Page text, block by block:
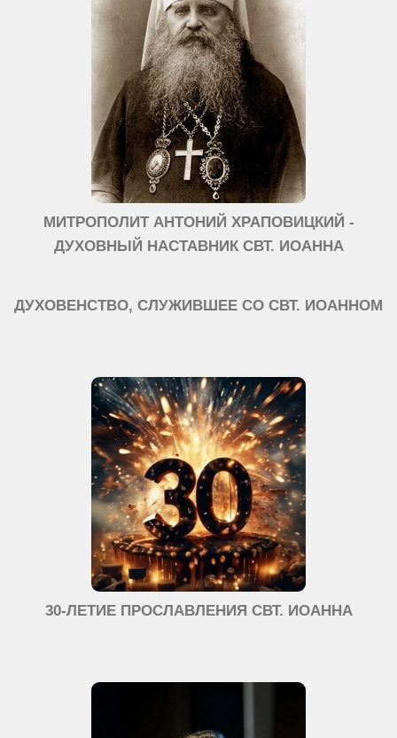
МИТРОПОЛИТ АНТОНИЙ ХРАПОВИЦКИЙ -
ДУХОВНЫЙ НАСТАВНИК СВТ. ИОАННА
ДУХОВЕНСТВО, СЛУЖИВШЕЕ СО СВТ. ИОАННОМ
30-ЛЕТИЕ ПРОСЛАВЛЕНИЯ СВТ. ИОАННА